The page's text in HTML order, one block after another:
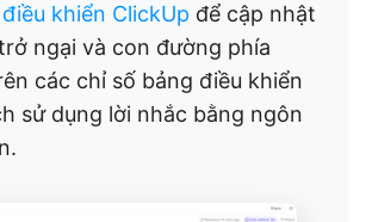
khiển ClickUp để cập nhật
ngại và con đường phía
các chỉ số bảng điều khiển
sử dụng lời nhắc bằng ngôn